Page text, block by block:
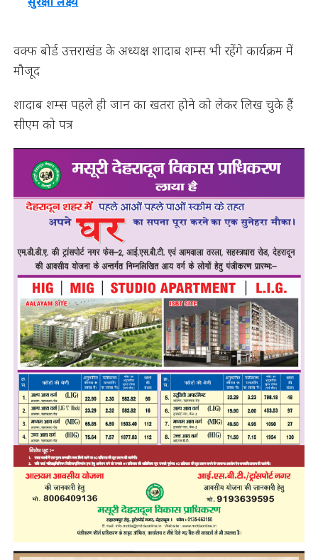
वक्फ बोर्ड उत्तराखंड के अध्यक्ष शादाब शम्स भी रहेंगे कार्यक्रम में
मौजूद
शादाब शम्स पहले ही जान का खतरा होने को लेकर लिख चुके हैं
सीएम को पत्र